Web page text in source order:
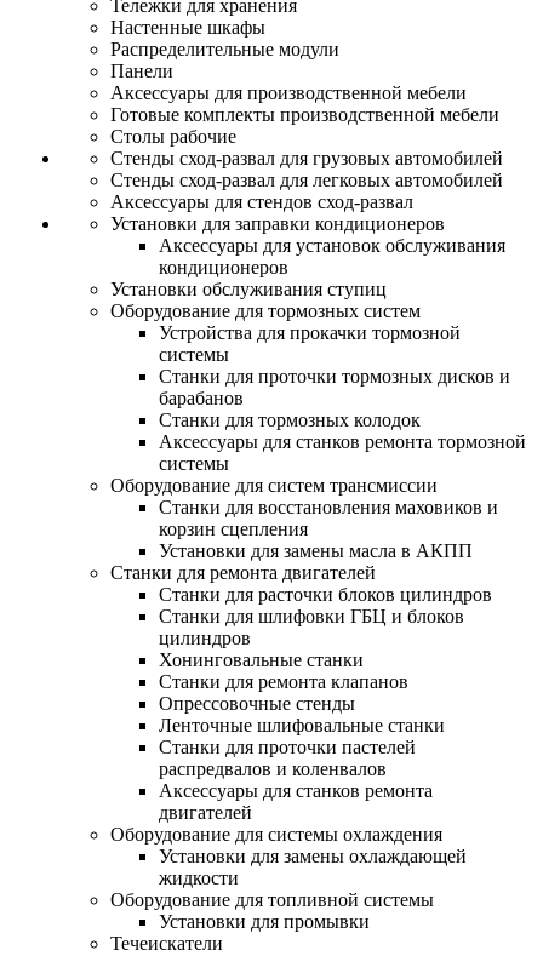
Тележки для хранения
Настенные шкафы
Распределительные модули
Панели
Аксессуары для производственной мебели
Готовые комплекты производственной мебели
Столы рабочие
Стенды сход-развал для грузовых автомобилей
Стенды сход-развал для легковых автомобилей
Аксессуары для стендов сход-развал
Установки для заправки кондиционеров
Аксессуары для установок обслуживания
кондиционеров
Установки обслуживания ступиц
Оборудование для тормозных систем
Устройства для прокачки тормозной
системы
Станки для проточки тормозных дисков и
барабанов
Станки для тормозных колодок
Аксессуары для станков ремонта тормозной
системы
Оборудование для систем трансмиссии
Станки для восстановления маховиков и
корзин сцепления
Установки для замены масла в АКПП
Станки для ремонта двигателей
Станки для расточки блоков цилиндров
Станки для шлифовки ГБЦ и блоков
цилиндров
Хонинговальные станки
Станки для ремонта клапанов
Опрессовочные стенды
Ленточные шлифовальные станки
Станки для проточки пастелей
распредвалов и коленвалов
Аксессуары для станков ремонта
двигателей
Оборудование для системы охлаждения
Установки для замены охлаждающей
жидкости
Оборудование для топливной системы
Установки для промывки
Течеискатели